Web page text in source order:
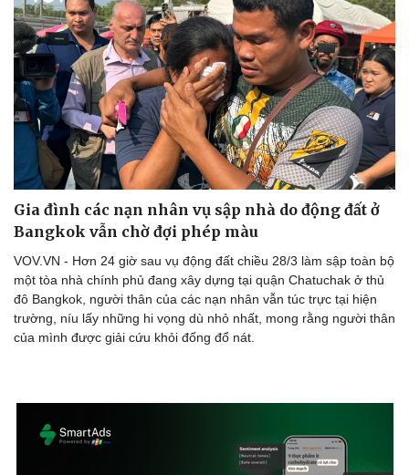
Gia đình các nạn nhân vụ sập nhà do động đất ở
Bangkok vẫn chờ đợi phép màu
VOV.VN - Hơn 24 giờ sau vụ động đất chiều 28/3 làm sập toàn bộ
một tòa nhà chính phủ đang xây dựng tại quận Chatuchak ở thủ
đô Bangkok, người thân của các nạn nhân vẫn túc trực tại hiện
trường, níu lấy những hi vọng dù nhỏ nhất, mong rằng người thân
của mình được giải cứu khỏi đống đổ nát.